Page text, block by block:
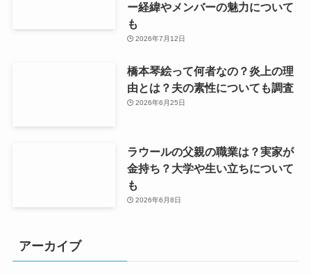
ー経緯やメンバーの魅力について
も
2026年7月12日
橋本琴絵って何者なの？炎上の理
由とは？夫の素性についても調査
2026年6月25日
ラウールの父親の職業は？実家が
金持ち？大学や生い立ちについて
も
2026年6月8日
アーカイブ